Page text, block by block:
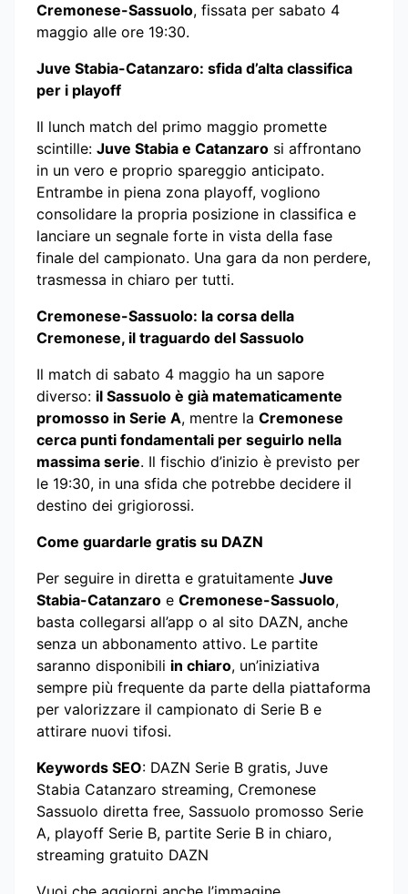
Cremonese-Sassuolo, fissata per sabato 4
maggio alle ore 19:30.
Juve Stabia-Catanzaro: sfida d’alta classifica
per i playoff
Il lunch match del primo maggio promette
scintille: Juve Stabia e Catanzaro si affrontano
in un vero e proprio spareggio anticipato.
Entrambe in piena zona playoff, vogliono
consolidare la propria posizione in classifica e
lanciare un segnale forte in vista della fase
finale del campionato. Una gara da non perdere,
trasmessa in chiaro per tutti.
Cremonese-Sassuolo: la corsa della
Cremonese, il traguardo del Sassuolo
Il match di sabato 4 maggio ha un sapore
diverso: il Sassuolo è già matematicamente
promosso in Serie A, mentre la Cremonese
cerca punti fondamentali per seguirlo nella
massima serie. Il fischio d’inizio è previsto per
le 19:30, in una sfida che potrebbe decidere il
destino dei grigiorossi.
Come guardarle gratis su DAZN
Per seguire in diretta e gratuitamente Juve
Stabia-Catanzaro e Cremonese-Sassuolo,
basta collegarsi all’app o al sito DAZN, anche
senza un abbonamento attivo. Le partite
saranno disponibili in chiaro, un’iniziativa
sempre più frequente da parte della piattaforma
per valorizzare il campionato di Serie B e
attirare nuovi tifosi.
Keywords SEO: DAZN Serie B gratis, Juve
Stabia Catanzaro streaming, Cremonese
Sassuolo diretta free, Sassuolo promosso Serie
A, playoff Serie B, partite Serie B in chiaro,
streaming gratuito DAZN